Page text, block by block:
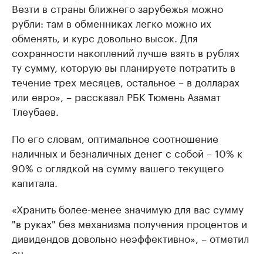
Везти в страны ближнего зарубежья можно
рубли: там в обменниках легко можно их
обменять, и курс довольно высок. Для
сохранности накоплений лучше взять в рублях
ту сумму, которую вы планируете потратить в
течение трех месяцев, остальное – в долларах
или евро», – рассказал РБК Тюмень Азамат
Тлеубаев.
По его словам, оптимальное соотношение
наличных и безналичных денег с собой – 10% к
90% с оглядкой на сумму вашего текущего
капитала.
«Хранить более-менее значимую для вас сумму
"в руках" без механизма получения процентов и
дивидендов довольно неэффективно», – отметил